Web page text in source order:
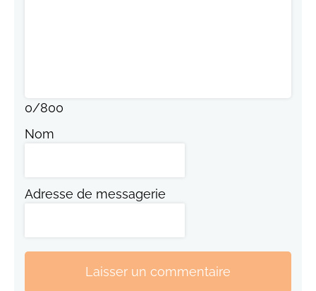
0/800
Nom
Adresse de messagerie
Laisser un commentaire